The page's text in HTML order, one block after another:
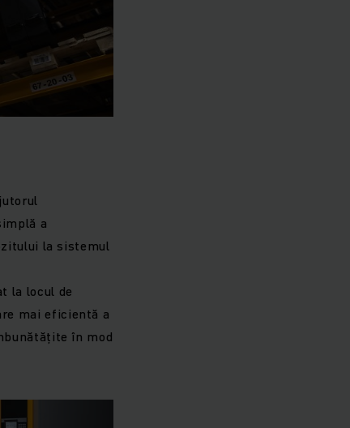
a
la sistemul
la locul de
mai eficientă a
în mod